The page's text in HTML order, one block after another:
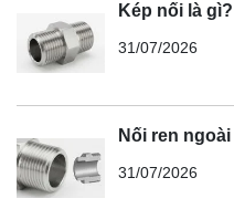
Kép nối là gì?
31/07/2026
Nối ren
31/07/2026